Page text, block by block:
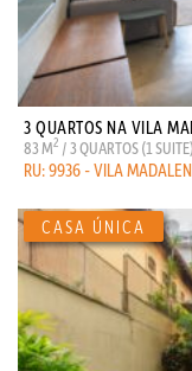
3 QUARTOS NA VILA
83 M2 / 3 QUARTOS (1
RU: 9936 - VILA